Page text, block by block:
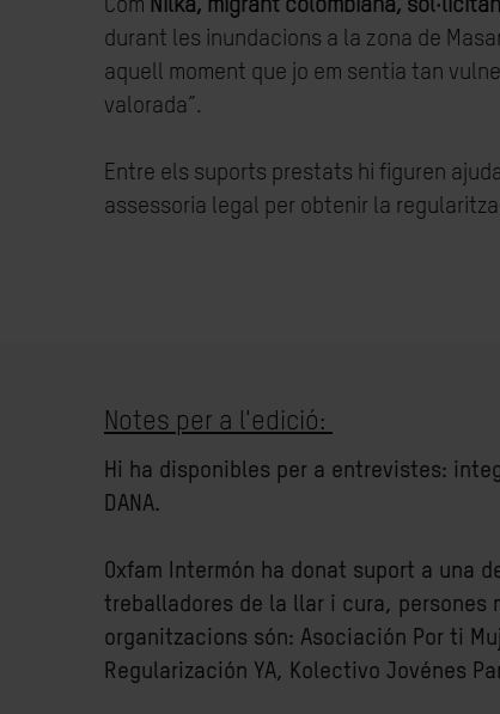
Com Nilka, migrant colombiana,
durant les inundacions a la zona de
aquell moment que jo em sentia tan
valorada”.
Entre els suports prestats hi figuren
assessoria legal per obtenir la
Notes per a l'edició:
Hi ha disponibles per a entrevistes:
DANA.
Oxfam Intermón ha donat suport a una
treballadores de la llar i cura, persones
organitzacions són: Asociación Por ti
Regularización YA, Kolectivo Jovénes